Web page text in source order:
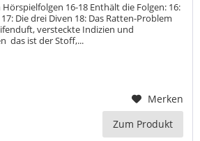
16-18 Enthält die Folgen: 16:
Die drei Diven 18: Das Ratten-Problem
versteckte Indizien und
 das ist der Stoff,...
Merken
Zum Produkt